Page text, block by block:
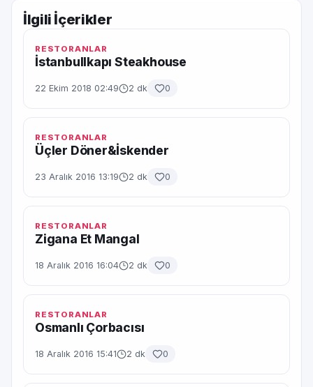
İlgili İçerikler
RESTORANLAR
İstanbullkapı Steakhouse
22 Ekim 2018 02:49 2 dk 0
RESTORANLAR
Üçler Döner&İskender
23 Aralık 2016 13:19 2 dk 0
RESTORANLAR
Zigana Et Mangal
18 Aralık 2016 16:04 2 dk 0
RESTORANLAR
Osmanlı Çorbacısı
18 Aralık 2016 15:41 2 dk 0